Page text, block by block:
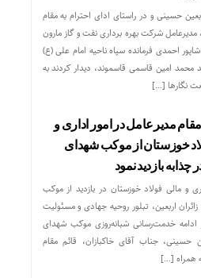
حسینی و در راستای ادای احترام به مقام
شرکت بهره برداری نفت و گاز مارون
احمدی فرمانده سپاه ناحیه امام علی (ع)
شهید محمد امین قاسمی قاسموند، دیدار کردند به
نگارها […]
مدیرعامل در امور اداری و
خوزستان از موکب شهدای
بازدید نمود
و مالی فولاد خوزستان در بازدید از موکب
اربعین، تبلور روحیه جهادی و مسئولیت
خدمت‌رسانی شبانه‌روزی موکب شهدای
حسینی، جناب آقای خاکبازان، قائم مقام
همراه […]